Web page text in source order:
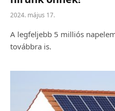
2024. május 17.
A legfeljebb 5 milliós
továbbra is.